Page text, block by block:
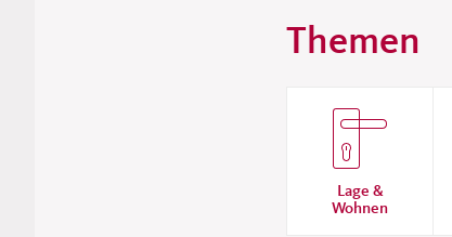
Themen
Lage &
Wohnen